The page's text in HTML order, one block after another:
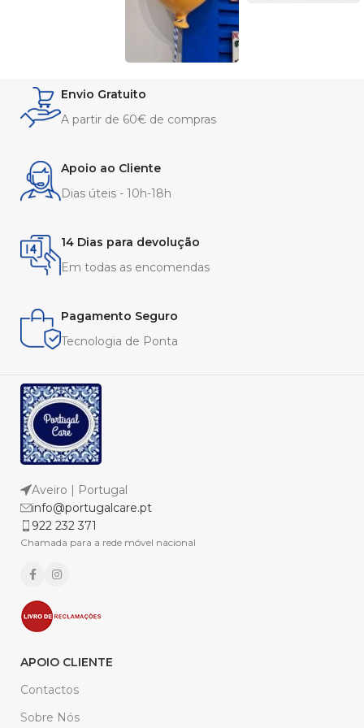
Envio Gratuito
A partir de 60€ de compras
Apoio ao Cliente
Dias úteis - 10h-18h
14 Dias para devolução
Em todas as encomendas
Pagamento Seguro
Tecnologia de Ponta
Aveiro | Portugal
info@portugalcare.pt
922 232 371
Chamada para a rede móvel nacional
APOIO CLIENTE
Contactos
Sobre Nós